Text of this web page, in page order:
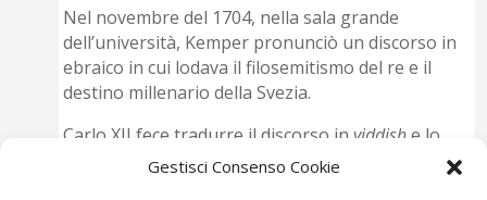
Gestisci Consenso Cookie
Nel novembre del 1704, nella sala grande
dell’università, Kemper pronunciò un discorso in
ebraico in cui lodava il filosemitismo del re e il
destino millenario della Svezia.
Carlo XII fece tradurre il discorso inyiddishe lo
pubblicò per conquistare gli ebrei di Polonia e